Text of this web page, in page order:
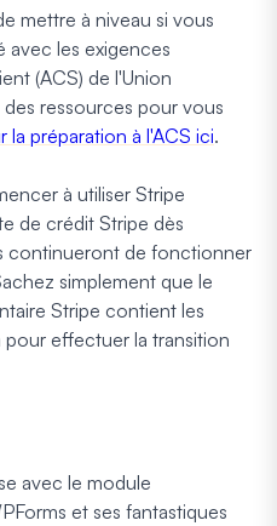
mettre à niveau si vous
les exigences
(ACS) de l'Union
ressources pour vous
la préparation à l'ACS ici.
à utiliser Stripe
de crédit Stripe dès
continueront de fonctionner
simplement que le
Stripe contient les
effectuer la transition
avec le module
et ses fantastiques